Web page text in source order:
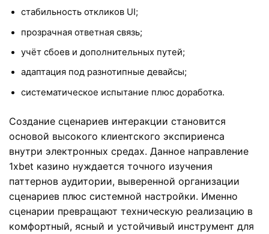
стабильность откликов UI;
прозрачная ответная связь;
учёт сбоев и дополнительных путей;
адаптация под разнотипные девайсы;
систематическое испытание плюс доработка.
Создание сценариев интеракции становится
основой высокого клиентского экспириенса
внутри электронных средах. Данное направление
1xbet казино нуждается точного изучения
паттернов аудитории, выверенной организации
сценариев плюс системной настройки. Именно
сценарии превращают техническую реализацию в
комфортный, ясный и устойчивый инструмент для